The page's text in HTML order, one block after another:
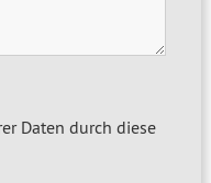
Daten durch diese